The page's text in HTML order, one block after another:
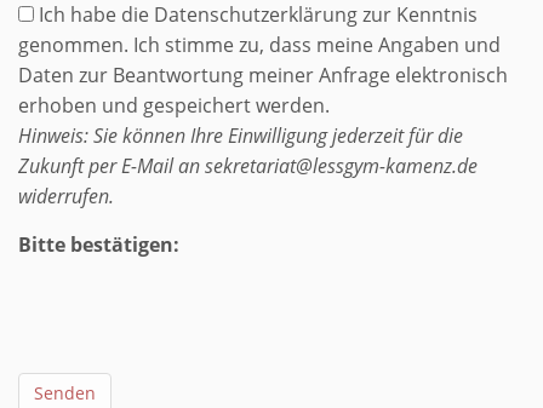
Ich habe die Datenschutzerklärung zur Kenntnis
genommen. Ich stimme zu, dass meine Angaben und
Daten zur Beantwortung meiner Anfrage elektronisch
erhoben und gespeichert werden.
Hinweis: Sie können Ihre Einwilligung jederzeit für die
Zukunft per E-Mail an sekretariat@lessgym-kamenz.de
widerrufen.
Bitte bestätigen:
Senden